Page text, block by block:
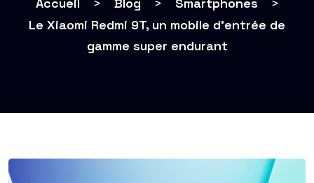
Le Xiaomi Redmi 9T, un mobile d’entrée de
gamme super endurant